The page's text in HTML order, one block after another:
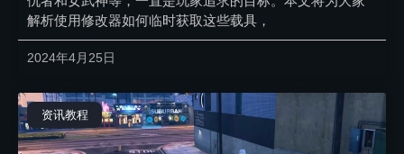
解析使用修改器如何临时获取这些载具，
2024年4月25日
资讯教程